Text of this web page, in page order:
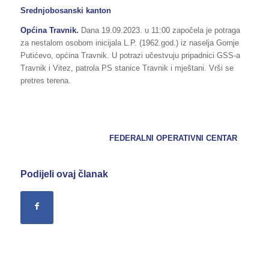
Srednjobosanski kanton
Općina Travnik. Dana 19.09.2023. u 11:00 započela je potraga
za nestalom osobom inicijala L.P. (1962.god.) iz naselja Gornje
Putićevo, općina Travnik. U potrazi učestvuju pripadnici GSS-a
Travnik i Vitez, patrola PS stanice Travnik i mještani. Vrši se
pretres terena.
FEDERALNI OPERATIVNI CENTAR
Podijeli ovaj članak